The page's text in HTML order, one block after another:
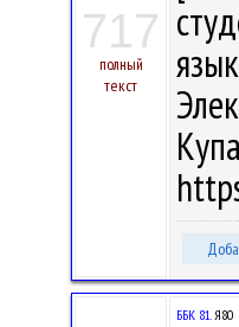
717
полный
текст
ББК 81.Я80